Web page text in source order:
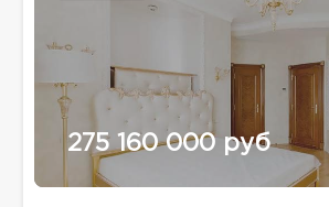
275 160 000 руб